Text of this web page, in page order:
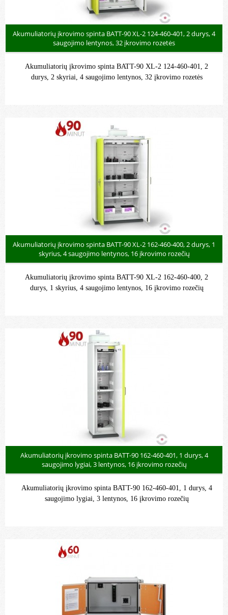
Akumuliatorių įkrovimo spinta BATT-90 XL-2 124-460-401, 2 durys, 4
saugojimo lentynos, 32 įkrovimo rozetės
Akumuliatorių įkrovimo spinta BATT-90 XL-2 124-460-401, 2
durys, 2 skyriai, 4 saugojimo lentynos, 32 įkrovimo rozetės
Akumuliatorių įkrovimo spinta BATT-90 XL-2 162-460-400, 2 durys, 1
skyrius, 4 saugojimo lentynos, 16 įkrovimo rozečių
Akumuliatorių įkrovimo spinta BATT-90 XL-2 162-460-400, 2
durys, 1 skyrius, 4 saugojimo lentynos, 16 įkrovimo rozečių
Akumuliatorių įkrovimo spinta BATT-90 162-460-401, 1 durys, 4
saugojimo lygiai, 3 lentynos, 16 įkrovimo rozečių
Akumuliatorių įkrovimo spinta BATT-90 162-460-401, 1 durys, 4
saugojimo lygiai, 3 lentynos, 16 įkrovimo rozečių